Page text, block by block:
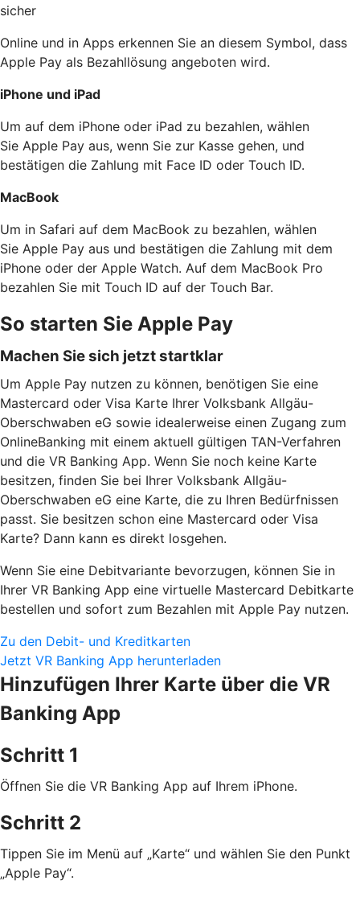
sicher
Online und in Apps erkennen Sie an diesem Symbol, dass
Apple Pay als Bezahllösung angeboten wird.
iPhone und iPad
Um auf dem iPhone oder iPad zu bezahlen, wählen
Sie Apple Pay aus, wenn Sie zur Kasse gehen, und
bestätigen die Zahlung mit Face ID oder Touch ID.
MacBook
Um in Safari auf dem MacBook zu bezahlen, wählen
Sie Apple Pay aus und bestätigen die Zahlung mit dem
iPhone oder der Apple Watch. Auf dem MacBook Pro
bezahlen Sie mit Touch ID auf der Touch Bar.
So starten Sie Apple Pay
Machen Sie sich jetzt startklar
Um Apple Pay nutzen zu können, benötigen Sie eine
Mastercard oder Visa Karte Ihrer Volksbank Allgäu-
Oberschwaben eG sowie idealerweise einen Zugang zum
OnlineBanking mit einem aktuell gültigen TAN-Verfahren
und die VR Banking App. Wenn Sie noch keine Karte
besitzen, finden Sie bei Ihrer Volksbank Allgäu-
Oberschwaben eG eine Karte, die zu Ihren Bedürfnissen
passt. Sie besitzen schon eine Mastercard oder Visa
Karte? Dann kann es direkt losgehen.
Wenn Sie eine Debitvariante bevorzugen, können Sie in
Ihrer VR Banking App eine virtuelle Mastercard Debitkarte
bestellen und sofort zum Bezahlen mit Apple Pay nutzen.
Zu den Debit- und Kreditkarten
Jetzt VR Banking App herunterladen
Hinzufügen Ihrer Karte über die VR
Banking App
Schritt 1
Öffnen Sie die VR Banking App auf Ihrem iPhone.
Schritt 2
Tippen Sie im Menü auf „Karte“ und wählen Sie den Punkt
„Apple Pay“.